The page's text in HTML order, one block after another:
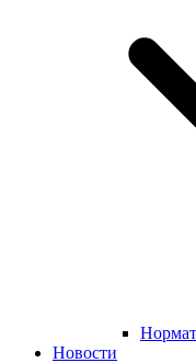
Новости